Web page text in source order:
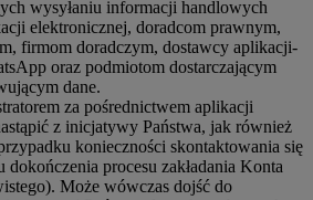
wysyłaniu informacji handlowych
elektronicznej, doradcom prawnym,
firmom doradczym, dostawcy aplikacji-
oraz podmiotom dostarczającym
dane.
za pośrednictwem aplikacji
z inicjatywy Państwa, jak również
konieczności skontaktowania się
dokończenia procesu zakładania Konta
Może wówczas dojść do